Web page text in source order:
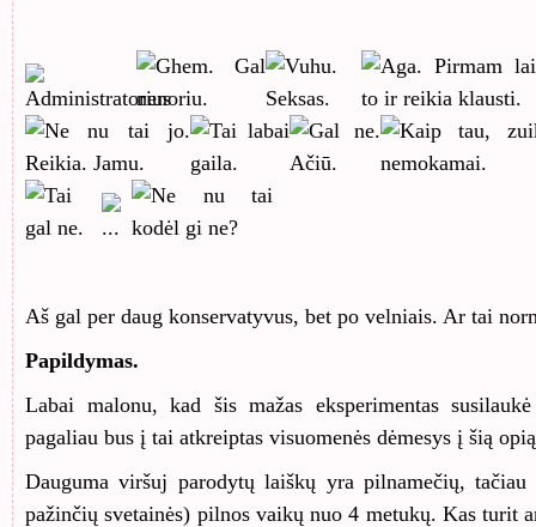
Aš gal per daug konservatyvus, bet po velniais. Ar tai
Papildymas.
Labai malonu, kad šis mažas eksperimentas
pagaliau bus į tai atkreiptas visuomenės dėmesys į šią
Dauguma viršuj parodytų laiškų yra pilnamečių,
pažinčių svetainės) pilnos vaikų nuo 4 metukų. Kas turit